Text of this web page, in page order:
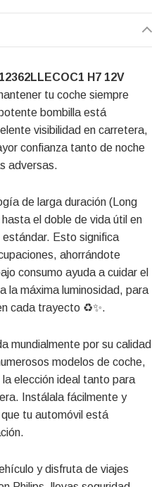
H7 12V
tu coche siempre
bombilla está
visibilidad en carretera,
confianza tanto de noche
adversas.
de larga duración (Long
el doble de vida útil en
Esto significa
ahorrándote
consumo ayuda a cuidar el
la máxima luminosidad, para
cada trayecto ♻️✨.
mundialmente por su calidad
modelos de coche,
elección ideal tanto para
Instálala fácilmente y
tu automóvil está
y disfruta de viajes